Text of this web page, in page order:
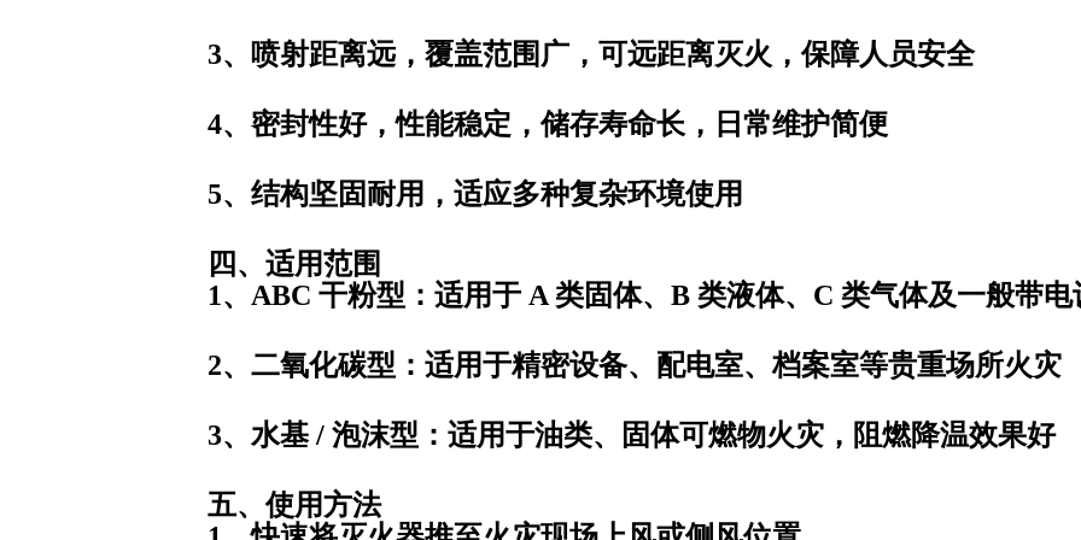
3、喷射距离远，覆盖范围广，可远距离灭火，保障人员安全
4、密封性好，性能稳定，储存寿命长，日常维护简便
5、结构坚固耐用，适应多种复杂环境使用
四、适用范围
1、ABC 干粉型 ：适用于 A 类固体、B 类液体、C 类气体及一般带
2、二氧化碳型 ：适用于精密设备、配电室、档案室等贵重场所火灾
3、水基 / 泡沫型 ：适用于油类、固体可燃物火灾，阻燃降温效果好
五、使用方法